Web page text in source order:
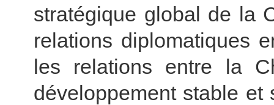
stratégique global de la
relations diplomatiques
les relations entre la
développement stable